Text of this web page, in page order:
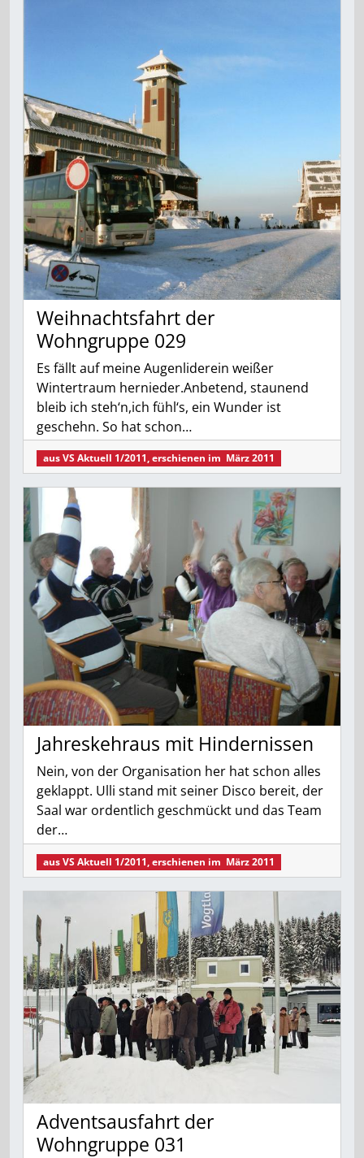
Weihnachtsfahrt der
Wohngruppe 029
Es fällt auf meine Augenliderein weißer
Wintertraum hernieder.Anbetend, staunend
bleib ich steh‘n,ich fühl‘s, ein Wunder ist
geschehn. So hat schon…
ausVS Aktuell 1/2011, erschienen im März 2011
Jahreskehraus mit Hindernissen
Nein, von der Organisation her hat schon alles
geklappt. Ulli stand mit seiner Disco bereit, der
Saal war ordentlich geschmückt und das Team
der…
ausVS Aktuell 1/2011, erschienen im März 2011
Adventsausfahrt der
Wohngruppe 031